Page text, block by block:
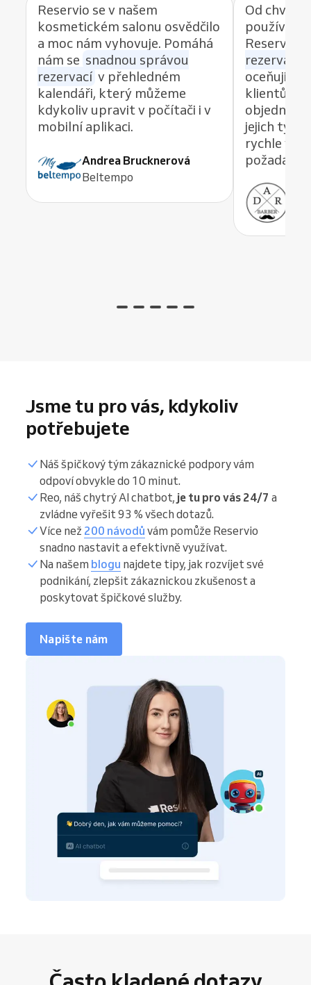
Reservio se v našem
kosmetickém salonu osvědčilo
a moc nám vyhovuje. Pomáhá
nám se snadnou správou
rezervací v přehledném
kalendáři, který můžeme
kdykoliv upravit v počítači i v
mobilní aplikaci.
Andrea Brucknerová
Beltempo
Od chvíle,
používat
Reservio,
rezervací
oceňuji
klientům
jejich tým
rychle
Jsme tu pro vás, kdykoliv
potřebujete
Náš špičkový tým zákaznické podpory vám
odpoví obvykle do 10 minut.
Reo, náš chytrý AI chatbot, je tu pro vás 24/7 a
zvládne vyřešit 93 % všech dotazů.
Více než 200 návodů vám pomůže Reservio
snadno nastavit a efektivně využívat.
Na našem blogu najdete tipy, jak rozvíjet své
podnikání, zlepšit zákaznickou zkušenost a
poskytovat špičkové služby.
Napište nám